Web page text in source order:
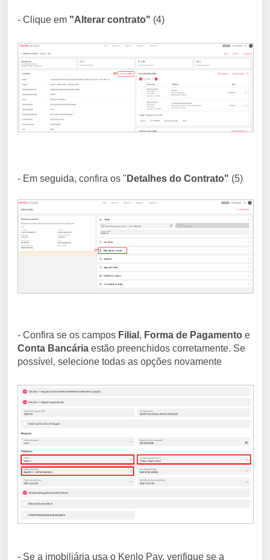
- Clique em "Alterar contrato" (4)
- Em seguida, confira os " Detalhes do Contrato" (5)
- Confira se os campos Filial , Forma de Pagamento e
Conta Bancária estão preenchidos corretamente. Se
possível, selecione todas as opções novamente
- Se a imobiliária usa o Kenlo Pay, verifique se a